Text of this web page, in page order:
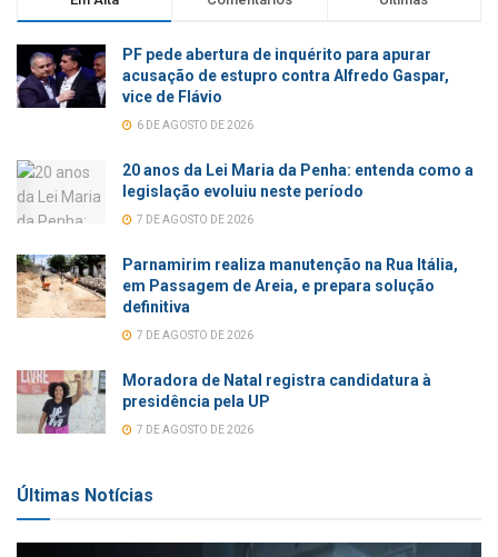
PF pede abertura de inquérito para apurar
acusação de estupro contra Alfredo Gaspar,
vice de Flávio
6 DE AGOSTO DE 2026
20 anos da Lei Maria da Penha: entenda como a
legislação evoluiu neste período
7 DE AGOSTO DE 2026
Parnamirim realiza manutenção na Rua Itália,
em Passagem de Areia, e prepara solução
definitiva
7 DE AGOSTO DE 2026
Moradora de Natal registra candidatura à
presidência pela UP
7 DE AGOSTO DE 2026
Últimas Notícias